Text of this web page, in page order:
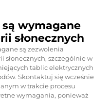
wymagane
słonecznych
są zezwolenia
słonecznych, szczególnie w
tablic elektrycznych
Skontaktuj się wcześnie
w trakcie procesu
wymagania, ponieważ